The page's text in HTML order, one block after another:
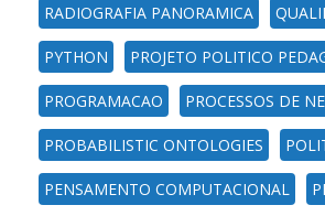
RADIOGRAFIA PANORAMICA
PYTHON PROJETO POLITICO
PROGRAMACAO PROCESSOS DE
PROBABILISTIC ONTOLOGIES
PENSAMENTO COMPUTACIONAL